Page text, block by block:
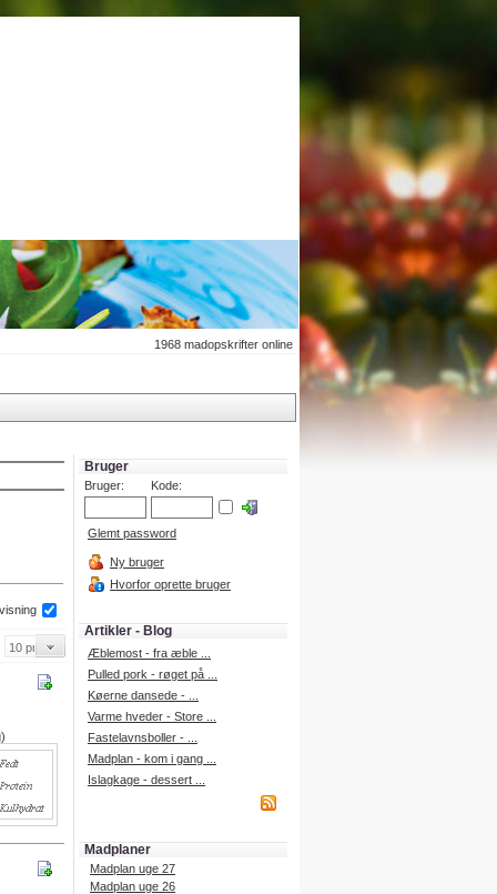
1968 madopskrifter online
Bruger
Bruger: Kode:
Glemt password
Ny bruger
Hvorfor oprette bruger
Artikler - Blog
Æblemost - fra æble ...
Pulled pork - røget på ...
Køerne dansede - ...
Varme hveder - Store ...
Fastelavnsboller - ...
Madplan - kom i gang ...
Islagkage - dessert ...
Madplaner
Madplan uge 27
Madplan uge 26